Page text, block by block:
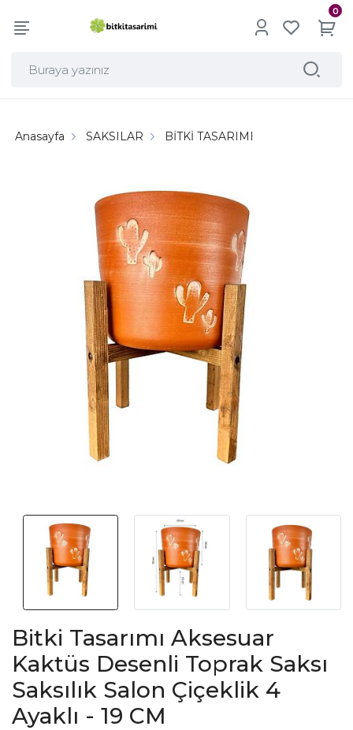
0
Anasayfa SAKSILAR BİTKİ TASARIMI
Bitki Tasarımı Aksesuar
Kaktüs Desenli Toprak Saksı
Saksılık Salon Çiçeklik 4
Ayaklı - 19 CM